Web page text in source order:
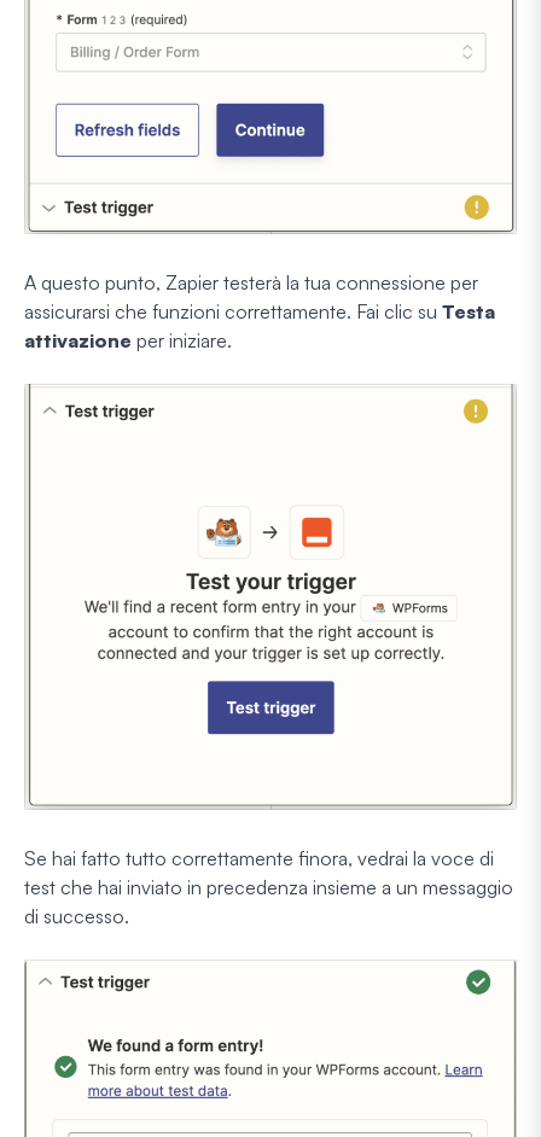
A questo punto, Zapier testerà la tua connessione per
assicurarsi che funzioni correttamente. Fai clic su Testa
attivazione per iniziare.
Se hai fatto tutto correttamente finora, vedrai la voce di
test che hai inviato in precedenza insieme a un messaggio
di successo.